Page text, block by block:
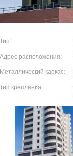
Тип:
Адрес расположения:
Металлический каркас:
Тип крепления: